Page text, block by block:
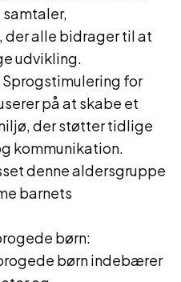
alle bidrager til at
udvikling.
for
på at skabe et
der støtter tidlige
kommunikation.
denne aldersgruppe
barnets
børn:
børn indebærer